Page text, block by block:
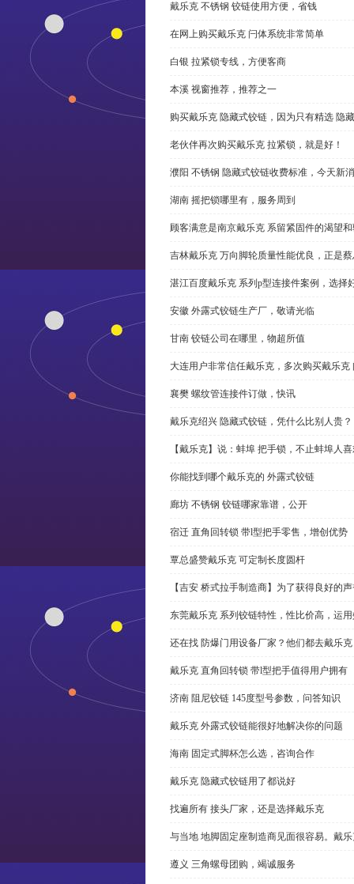
戴乐克 不锈钢 铰链使用方便，省钱
在网上购买戴乐克 闩体系统非常简单
白银 拉紧锁专线，方便客商
本溪 视窗推荐，推荐之一
购买戴乐克 隐藏式铰链，因为只有精选 隐
老伙伴再次购买戴乐克 拉紧锁，就是好！
濮阳 不锈钢 隐藏式铰链收费标准，今天新
湖南 摇把锁哪里有，服务周到
顾客满意是南京戴乐克 系留紧固件的渴望
吉林戴乐克 万向脚轮质量性能优良，正是
湛江百度戴乐克 系列p型连接件案例，选择
安徽 外露式铰链生产厂，敬请光临
甘南 铰链公司在哪里，物超所值
大连用户非常信任戴乐克，多次购买戴乐克
襄樊 螺纹管连接件订做，快讯
戴乐克绍兴 隐藏式铰链，凭什么比别人贵？
【戴乐克】说：蚌埠 把手锁，不止蚌埠人
你能找到哪个戴乐克的 外露式铰链
廊坊 不锈钢 铰链哪家靠谱，公开
宿迁 直角回转锁 带l型把手零售，增创优势
覃总盛赞戴乐克 可定制长度圆杆
【吉安 桥式拉手制造商】为了获得良好的
东莞戴乐克 系列铰链特性，性比价高，运
还在找 防爆门用设备厂家？他们都去戴乐克
戴乐克 直角回转锁 带l型把手值得用户拥有
济南 阻尼铰链 145度型号参数，问答知识
戴乐克 外露式铰链能很好地解决你的问题
海南 固定式脚杯怎么选，咨询合作
戴乐克 隐藏式铰链用了都说好
找遍所有 接头厂家，还是选择戴乐克
与当地 地脚固定座制造商见面很容易。戴
遵义 三角螺母团购，竭诚服务